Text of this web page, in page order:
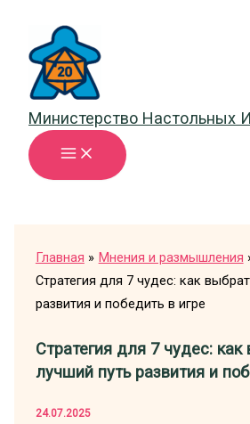
содержимому
Министерство Настольных
Главная
Мнения и размышления
Стратегия для 7 чудес: как
развития и победить в игре
Стратегия для 7 чудес: как
лучший путь развития и
24.07.2025